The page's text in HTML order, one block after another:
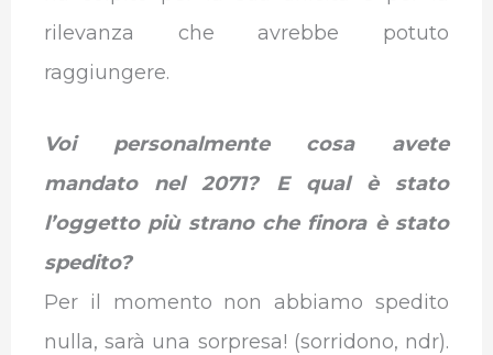
rilevanza che avrebbe potuto
raggiungere.
Voi personalmente cosa avete
mandato nel 2071? E qual è stato
l’oggetto più strano che finora è stato
spedito?
Per il momento non abbiamo spedito
nulla, sarà una sorpresa! (sorridono, ndr).